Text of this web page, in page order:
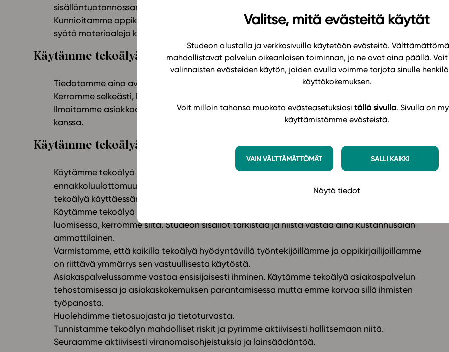
Valitse, mitä evästeitä käytät
Studeon alustalla ja verkkosivuilla käytetään evästeitä.
mahdollistavat palvelun oikeanlaisen toiminnan, ja ne ovat aina päällä. Voit
valinnaisten evästeiden käytön, joiden avulla voimme tarjota sinulle
käyttökokemuksen.
Voit milloin tahansa muokata evästeasetuksiasi tällä sivulla. Sivulla on
käyttämistämme evästeistä.
VAIN VÄLTTÄMÄTTÖMÄT SALLI KAIKKI
Näytä tiedot
sisällöntuotannossamme ja palvelussamme.
Kunnioitamme oppikirjailijoiden, kuvittajien ja muiden sisällöntuottajien oikeuksia. Emme
syötä materiaaleja kouluttaviin tekoälymalleihin.
Käytämme tekoälyä läpinäkyvästi
Tiedotamme aina avoimesti tekoälyn käytöstä.
Kerromme selkeästi, kun sisällöissä on hyödynnetty tekoälyä.
Ilmoitamme asiakkaalle aina, kun hän on vuorovaikutuksessa suoraan tai välillisesti tekoälyn
kanssa.
Käytämme tekoälyä vastuullisesti ja ihmislähtöisesti
Käytämme tekoälyä Studeon arvoihin pohjautuen: välittämiseen, avoimuuteen ja
ennakkoluulottomuuteen. Huomioimme moninaisuuden ja yhdenvertaisuuden myös
tekoälyä käyttäessämme.
Käytämme tekoälyä suunnitellusti ja harkiten. Jos käytämme tekoälyä apuna sisällön
luomisessa, kerromme siitä. Studeon sisällöt tarkistaa ja niistä vastaa aina kustannusalan
ammattilainen.
Varmistamme, että kaikilla tekoälyä hyödyntävillä työntekijöillämme ja oppikirjailijoillamme
on riittävä ymmärrys sen vastuullisesta käytöstä.
Asiakaspalvelussamme vastaa ensisijaisesti ihminen. Käytämme tekoälyä asiakaspalvelun
tehostamisessa ja asiakaskokemuksen parantamisessa mutta emme korvaa sillä ihmisten
työpanosta.
Huolehdimme tietosuojasta ja tietoturvasta.
Tunnistamme tekoälyn mahdolliset riskit ja pyrimme aktiivisesti hallitsemaan niitä.
Seuraamme aktiivisesti viranomaisohjeistuksia ja lainsäädäntöä.